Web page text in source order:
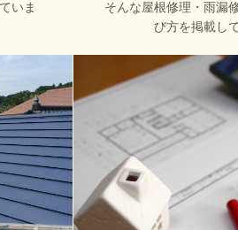
いま
そんな屋根修理・雨漏
び方を掲載し